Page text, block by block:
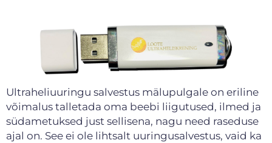
Ultraheliuuringu salvestus mälupulgale on eriline
võimalus talletada oma beebi liigutused, ilmed ja
südametuksed just sellisena, nagu need raseduse
ajal on. See ei ole lihtsalt uuringusalvestus, vaid ka